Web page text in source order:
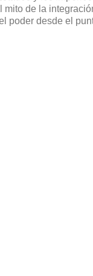
mito de la
poder desde el